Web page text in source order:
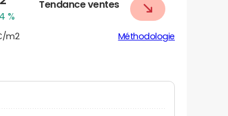
%
Tendance ventes
m2 Méthodologie